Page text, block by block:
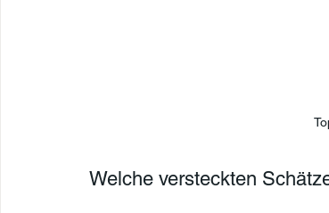
Welche versteckten